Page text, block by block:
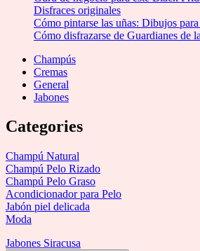
Disfraces originales
Cómo pintarse las uñas: Dibujos
Cómo disfrazarse de Guardianes de
Champús
Cremas
General
Jabones
Categories
Champú Natural
Champú Pelo Rizado
Champú Pelo Graso
Acondicionador para Pelo
Jabón piel delicada
Moda
Jabones Siracusa